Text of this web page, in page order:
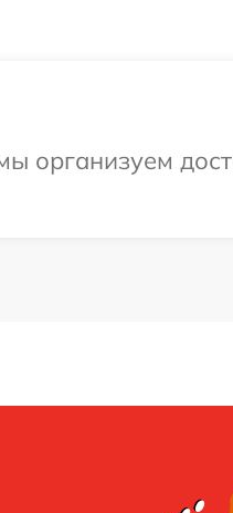
организуем